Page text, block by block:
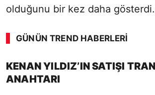
olduğunu bir kez daha gösterdi.
GÜNÜN TREND HABERLERI
KENAN YILDIZ’IN SATIŞI
ANAHTARI